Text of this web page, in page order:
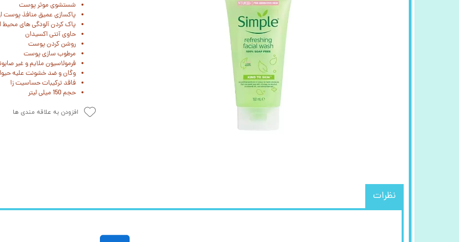
شستشوی موثر پوست
پاکسازی عمیق منافذ پوست
پاک کردن آلودگی های محیط
حاوی آنتی اکسیدان
روشن کردن پوست
مرطوب سازی پوست
فرمولاسیون ملایم و غیر
وگان و ضد خشونت علیه
فاقد ترکیبات حساسیت زا
حجم 150 میلی لیتر
افزودن به علاقه مندی ها
نظرات